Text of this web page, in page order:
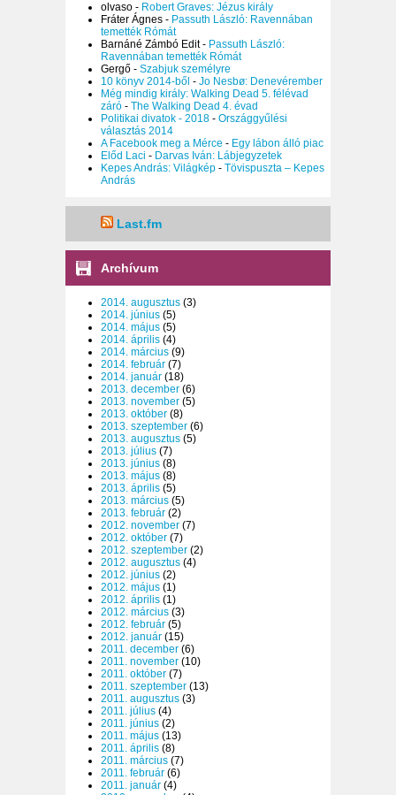
olvaso - Robert Graves: Jézus király
Fráter Ágnes - Passuth László: Ravennában
temették Rómát
Barnáné Zámbó Edit- Passuth László:
Ravennában temették Rómát
Gergő - Szabjuk személyre
10 könyv 2014-ből - Jo Nesbø: Denevérember
Még mindig király: Walking Dead 5. félévad
záró - The Walking Dead 4. évad
Politikai divatok - 2018 - Országgyűlési
választás 2014
A Facebook meg a Mérce - Egy lábon álló piac
Előd Laci - Darvas Iván: Lábjegyzetek
Kepes András: Világkép - Tövispuszta – Kepes
András
Last.fm
Archívum
2014. augusztus (3)
2014. június (5)
2014. május (5)
2014. április (4)
2014. március (9)
2014. február (7)
2014. január (18)
2013. december (6)
2013. november (5)
2013. október (8)
2013. szeptember (6)
2013. augusztus (5)
2013. július (7)
2013. június (8)
2013. május (8)
2013. április (5)
2013. március (5)
2013. február (2)
2012. november (7)
2012. október (7)
2012. szeptember (2)
2012. augusztus (4)
2012. június (2)
2012. május (1)
2012. április (1)
2012. március (3)
2012. február (5)
2012. január (15)
2011. december (6)
2011. november (10)
2011. október (7)
2011. szeptember (13)
2011. augusztus (3)
2011. július (4)
2011. június (2)
2011. május (13)
2011. április (8)
2011. március (7)
2011. február (6)
2011. január (4)